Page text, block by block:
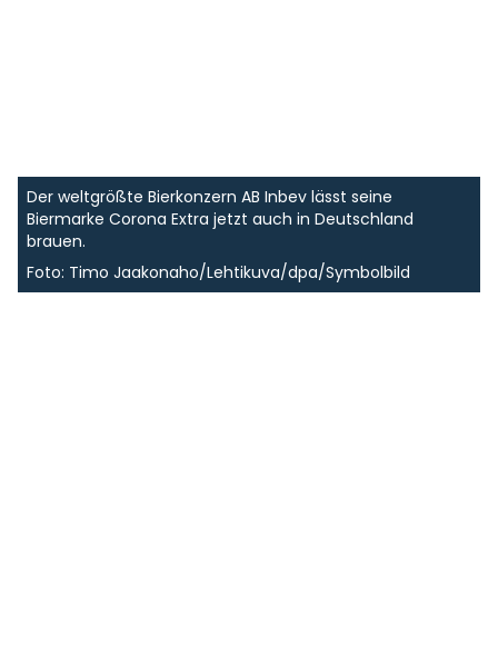
Der weltgrößte Bierkonzern AB Inbev lässt seine
Biermarke Corona Extra jetzt auch in Deutschland
brauen.
Foto: Timo Jaakonaho/Lehtikuva/dpa/Symbolbild